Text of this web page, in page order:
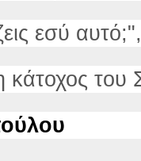
εσύ
κάτοχος